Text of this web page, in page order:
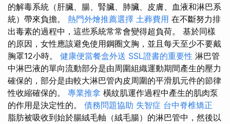
的解毒系統（肝臟、腸、腎臟、肺臟、皮膚、血液和淋巴系
統）帶來負擔。 熱門外燴推薦選擇 土葬費用 在不斷努力排
出毒素的過程中，這些系統常常會變得超負荷。 基於同樣
的原因，女性應該避免使用鋼圈文胸，並且每天至少不要戴
胸罩12小時。 健康便當餐盒外送 SSL證書的重要性 淋巴管
中淋巴液的單向流動部分是由周圍組織運動期間產生的壓力
確保的，部分是由較大淋巴管內皮周圍的平滑肌元件的節律
性收縮確保的。 專業推拿 橫紋肌運作過程中產生的肌肉泵
的作用是決定性的。 債務問題協助 失智症 台中脊椎矯正
脂肪被吸收到始於腸絨毛軸（絨毛腸）的淋巴管中，然後以